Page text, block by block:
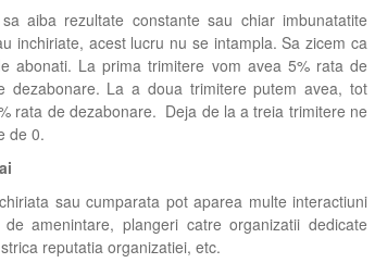
aiba rezultate constante sau chiar imbunatatite
inchiriate, acest lucru nu se intampla. Sa zicem ca
abonati. La prima trimitere vom avea 5% rata de
dezabonare. La a doua trimitere putem avea, tot
rata de dezabonare. Deja de la a treia trimitere ne
de 0.
sau cumparata pot aparea multe interactiuni
amenintare, plangeri catre organizatii dedicate
reputatia organizatiei, etc.